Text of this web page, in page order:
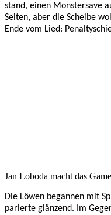
stand, einen Monstersave
Seiten, aber die Scheibe
Ende vom Lied:
Jan Loboda macht das
Die Löwen begannen mit
parierte glänzend. Im